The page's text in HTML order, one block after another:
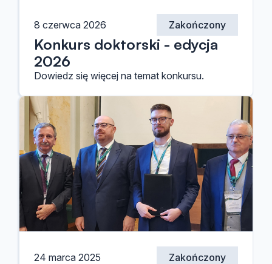
Zakończony
8 czerwca 2026
Konkurs doktorski - edycja
2026
Dowiedz się więcej na temat konkursu.
Zakończony
24 marca 2025